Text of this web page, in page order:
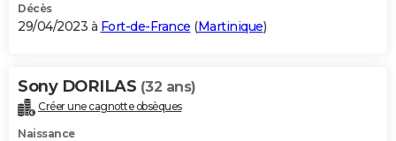
Décès
29/04/2023 à Fort-de-France (Martinique)
Sony DORILAS (32 ans)
Créer une cagnotte obsèques
Naissance